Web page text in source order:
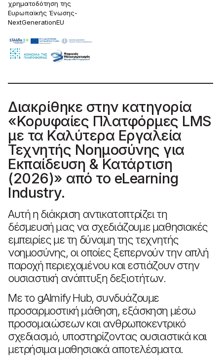
χρηματοδότηση της
Ευρωπαϊκής Ένωσης-
NextGenerationEU
Διακρίθηκε στην κατηγορία
«Κορυφαίες Πλατφόρμες LMS
με τα Καλύτερα Εργαλεία
Τεχνητής Νοημοσύνης για
Εκπαίδευση & Κατάρτιση
(2026)» από το eLearning
Industry.
Αυτή η διάκριση αντικατοπτρίζει τη
δέσμευσή μας να σχεδιάζουμε μαθησιακές
εμπειρίες με τη δύναμη της τεχνητής
νοημοσύνης, οι οποίες ξεπερνούν την απλή
παροχή περιεχομένου και εστιάζουν στην
ουσιαστική ανάπτυξη δεξιοτήτων.
Με το gAImify Hub, συνδυάζουμε
προσαρμοστική μάθηση, εξάσκηση μέσω
προσομοιώσεων και ανθρωποκεντρικό
σχεδιασμό, υποστηρίζοντας ουσιαστικά και
μετρήσιμα μαθησιακά αποτελέσματα.